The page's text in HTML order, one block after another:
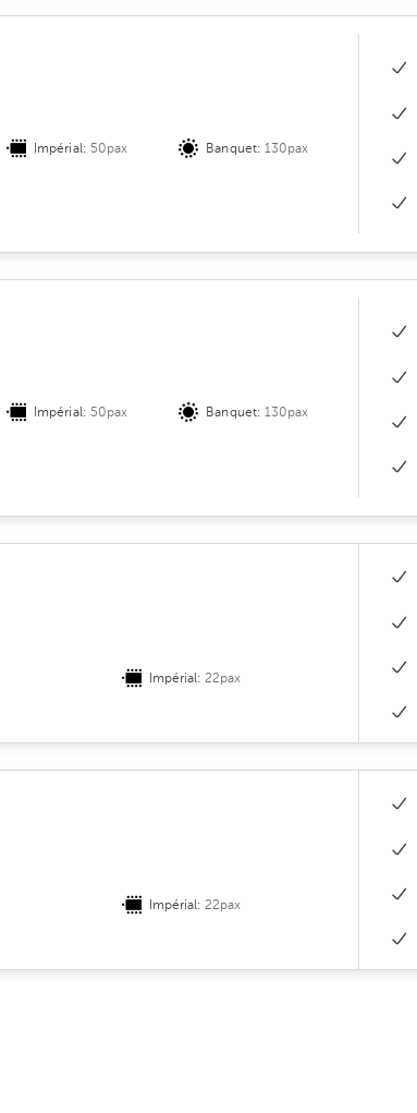
Impérial: 50pax Banquet: 130pax
Impérial: 50pax Banquet: 130pax
Impérial:22pax
Impérial:22pax